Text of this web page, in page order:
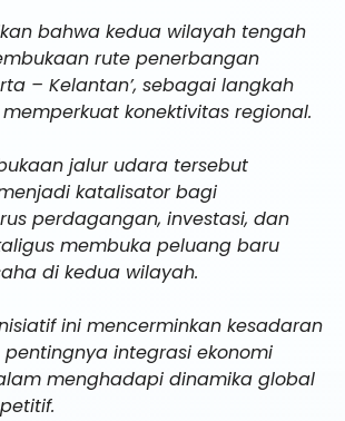
bahwa kedua wilayah tengah
rute penerbangan
– Kelantan’, sebagai langkah
konektivitas regional.
jalur udara tersebut
katalisator bagi
perdagangan, investasi, dan
membuka peluang baru
di kedua wilayah.
ini mencerminkan kesadaran
integrasi ekonomi
menghadapi dinamika global